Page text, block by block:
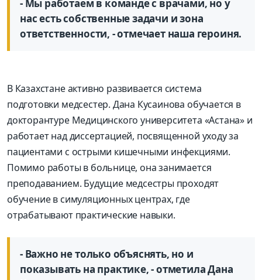
- Мы работаем в команде с врачами, но у
нас есть собственные задачи и зона
ответственности, - отмечает наша героиня.
В Казахстане активно развивается система
подготовки медсестер. Дана Кусаинова обучается в
докторантуре Медицинского университета «Астана» и
работает над диссертацией, посвященной уходу за
пациентами с острыми кишечными инфекциями.
Помимо работы в больнице, она занимается
преподаванием. Будущие медсестры проходят
обучение в симуляционных центрах, где
отрабатывают практические навыки.
- Важно не только объяснять, но и
показывать на практике, - отметила Дана